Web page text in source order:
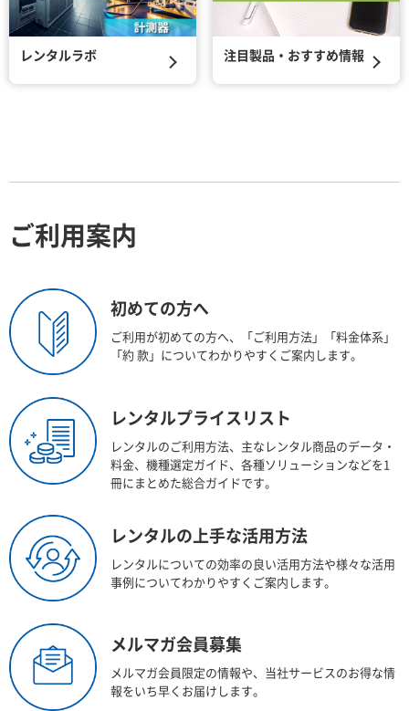
レンタルラボ 注目製品・おすすめ情報
ご利用案内
初めての方へ
ご利用が初めての方へ、「ご利用方法」「料金体系」
「約 款」についてわかりやすくご案内します。
レンタルプライスリスト
レンタルのご利用方法、主なレンタル商品のデータ・
料金、機種選定ガイド、各種ソリューションなどを1
冊にまとめた総合ガイドです。
レンタルの上手な活用方法
レンタルについての効率の良い活用方法や様々な活用
事例についてわかりやすくご案内します。
メルマガ会員募集
メルマガ会員限定の情報や、当社サービスのお得な情
報をいち早くお届けします。